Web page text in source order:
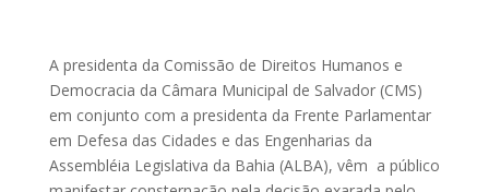
A presidenta da Comissão de Direitos Humanos e
Democracia da Câmara Municipal de Salvador (CMS)
em conjunto com a presidenta da Frente Parlamentar
em Defesa das Cidades e das Engenharias da
Assembléia Legislativa da Bahia (ALBA), vêm a público